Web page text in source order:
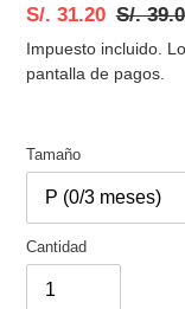
Precio
de
venta
S/. 31.20 Precio
habitual
S/.
Impuesto incluido.
pantalla de pagos.
Tamaño
Cantidad